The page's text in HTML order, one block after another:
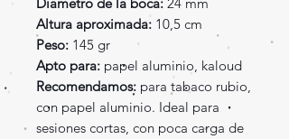
Altura aproximada: 10,5 cm
Peso: 145 gr
Apto para: papel aluminio, kaloud
Recomendamos: para tabaco rubio,
con papel aluminio. Ideal para
sesiones cortas, con poca carga de